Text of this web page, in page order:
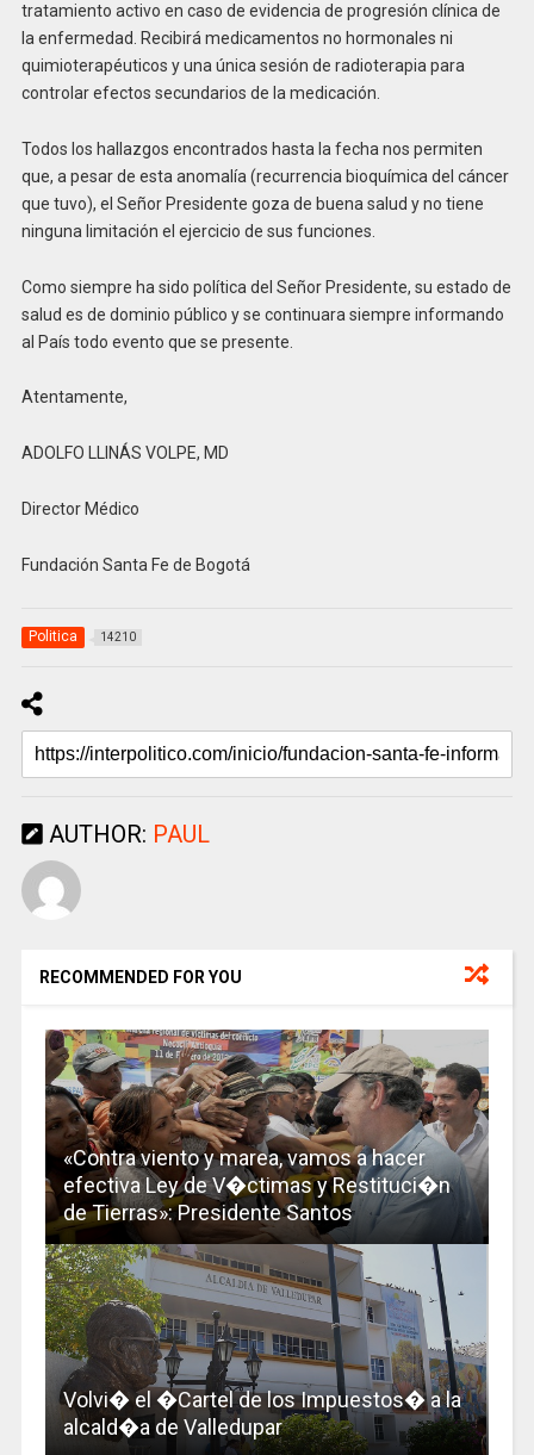
tratamiento activo en caso de evidencia de progresión clínica de
la enfermedad. Recibirá medicamentos no hormonales ni
quimioterapéuticos y una única sesión de radioterapia para
controlar efectos secundarios de la medicación.
Todos los hallazgos encontrados hasta la fecha nos permiten
que, a pesar de esta anomalía (recurrencia bioquímica del cáncer
que tuvo), el Señor Presidente goza de buena salud y no tiene
ninguna limitación el ejercicio de sus funciones.
Como siempre ha sido política del Señor Presidente, su estado de
salud es de dominio público y se continuara siempre informando
al País todo evento que se presente.
Atentamente,
ADOLFO LLINÁS VOLPE, MD
Director Médico
Fundación Santa Fe de Bogotá
Politica 14210
AUTHOR: PAUL
RECOMMENDED FOR YOU
«Contra viento y marea, vamos a hacer
efectiva Ley de V�ctimas y Restituci�n
de Tierras»: Presidente Santos
Volvi� el �Cartel de los Impuestos� a la
alcald�a de Valledupar